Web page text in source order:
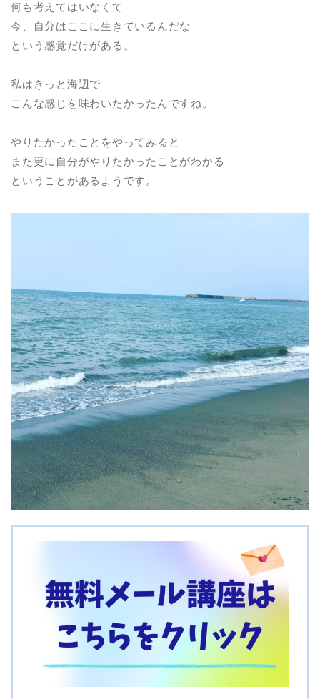
何も考えてはいなくて
今、自分はここに生きているんだな
という感覚だけがある。
私はきっと海辺で
こんな感じを味わいたかったんですね。
やりたかったことをやってみると
また更に自分がやりたかったことがわかる
ということがあるようです。